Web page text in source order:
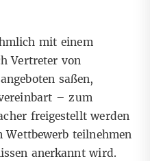
mit einem
Vertreter von
saßen,
– zum
freigestellt werden
Wettbewerb teilnehmen
anerkannt wird.